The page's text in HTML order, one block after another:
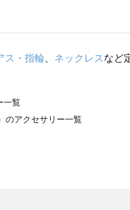
ス・指輪、 ネックレスなど
一覧
のアクセサリー一覧
モス）のアクセサリー一覧
のアクセサリー一覧